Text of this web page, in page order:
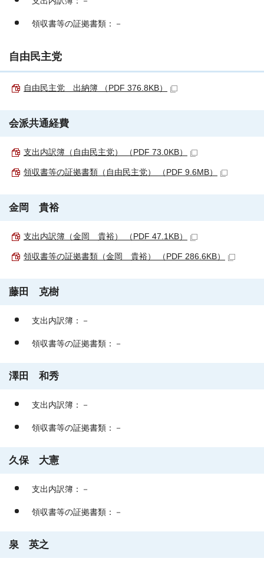
領収書等の証拠書類：－
自由民主党
自由民主党 出納簿 （PDF 376.8KB）
会派共通経費
支出内訳簿（自由民主党） （PDF 73.0KB）
領収書等の証拠書類（自由民主党） （PDF 9.6MB）
金岡 貴裕
支出内訳簿（金岡 貴裕） （PDF 47.1KB）
領収書等の証拠書類（金岡 貴裕） （PDF 286.6KB）
藤田 克樹
支出内訳簿：－
領収書等の証拠書類：－
澤田 和秀
支出内訳簿：－
領収書等の証拠書類：－
久保 大憲
支出内訳簿：－
領収書等の証拠書類：－
泉 英之